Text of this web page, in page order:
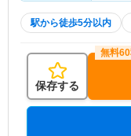
駅から徒歩5分以内
保存する